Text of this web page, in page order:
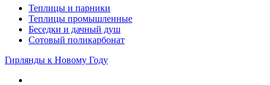
Теплицы и парники
Теплицы промышленные
Беседки и дачный душ
Сотовый поликарбонат
Гирлянды к Новому Году